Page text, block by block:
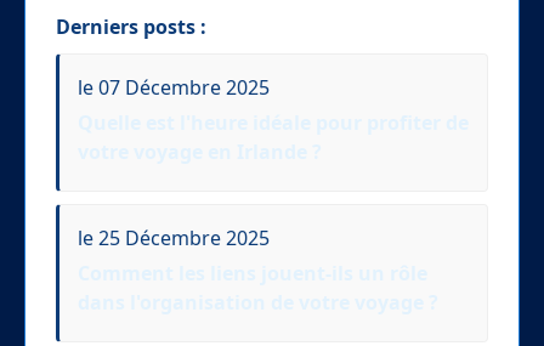
Derniers posts :
le 07 Décembre 2025
le 25 Décembre 2025